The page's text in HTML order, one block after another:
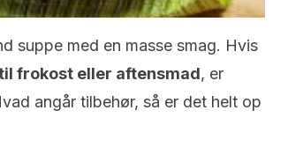
suppe med en masse smag. Hvis
frokost eller aftensmad, er
angår tilbehør, så er det helt op